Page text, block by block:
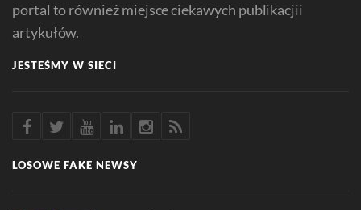
portal to również miejsce ciekawych publikacjii
artykułów.
JESTEŚMY W SIECI
LOSOWE FAKE NEWSY